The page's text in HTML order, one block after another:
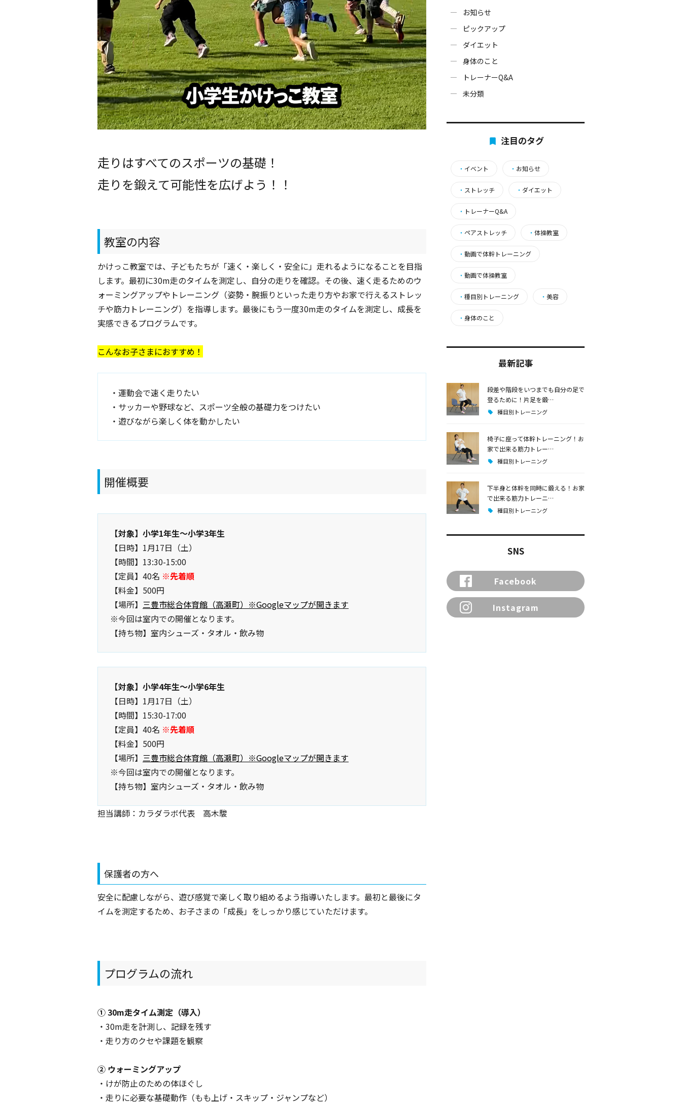
走りはすべてのスポーツの基礎！
走りを鍛えて可能性を広げよう！！
教室の内容
かけっこ教室では、子どもたちが「速く・楽しく・安全に」走れるようになることを目指
します。最初に30m走のタイムを測定し、自分の走りを確認。その後、速く走るためのウ
ォーミングアップやトレーニング（姿勢・腕振りといった走り方やお家で行えるストレッ
チや筋力トレーニング）を指導します。最後にもう一度30m走のタイムを測定し、成長を
実感できるプログラムです。
こんなお子さまにおすすめ！
・運動会で速く走りたい
・サッカーや野球など、スポーツ全般の基礎力をつけたい
・遊びながら楽しく体を動かしたい
開催概要
【対象】小学1年生〜小学3年生
【日時】1月17日（土）
【時間】13:30-15:00
【定員】40名 ※先着順
【料金】500円
【場所】 三豊市総合体育館（高瀬町）※Googleマップが開きます
※今回は室内での開催となります。
【持ち物】室内シューズ・タオル・飲み物
【対象】小学4年生〜小学6年生
【日時】1月17日（土）
【時間】15:30-17:00
【定員】40名 ※先着順
【料金】500円
【場所】 三豊市総合体育館（高瀬町）※Googleマップが開きます
※今回は室内での開催となります。
【持ち物】室内シューズ・タオル・飲み物
担当講師：カラダラボ代表 高木駿
保護者の方へ
安全に配慮しながら、遊び感覚で楽しく取り組めるよう指導いたします。最初と最後にタ
イムを測定するため、お子さまの「成長」をしっかり感じていただけます。
プログラムの流れ
① 30m走タイム測定（導入）
・30m走を計測し、記録を残す
・走り方のクセや課題を観察
② ウォーミングアップ
・けが防止のための体ほぐし
・走りに必要な基礎動作（もも上げ・スキップ・ジャンプなど）
お知らせ
ピックアップ
ダイエット
身体のこと
トレーナーQ&A
未分類
注目のタグ
・ イベント ・ お知らせ
・ ストレッチ ・ ダイエット
・ トレーナーQ&A
・ ペアストレッチ ・ 体操教室
・ 動画で体幹トレーニング
・ 動画で体操教室
・ 種目別トレーニング ・ 美容
・ 身体のこと
最新記事
段差や階段をいつまでも自分の足で
登るために！片足を鍛…
種目別トレーニング
椅子に座って体幹トレーニング！お
家で出来る筋力トレー…
種目別トレーニング
下半身と体幹を同時に鍛える！お家
で出来る筋力トレーニ…
種目別トレーニング
SNS
Facebook
Instagram